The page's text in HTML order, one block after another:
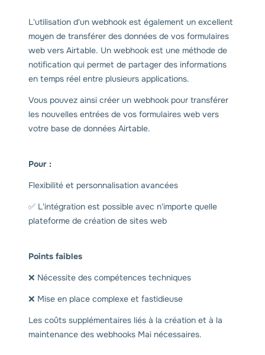
L'utilisation d'un webhook est également un excellent
moyen de transférer des données de vos formulaires
web vers Airtable. Un webhook est une méthode de
notification qui permet de partager des informations
en temps réel entre plusieurs applications.
Vous pouvez ainsi créer un webhook pour transférer
les nouvelles entrées de vos formulaires web vers
votre base de données Airtable.
Pour :
Flexibilité et personnalisation avancées
✅ L'intégration est possible avec n'importe quelle
plateforme de création de sites web
Points faibles
❌ Nécessite des compétences techniques
❌ Mise en place complexe et fastidieuse
Les coûts supplémentaires liés à la création et à la
maintenance des webhooks Mai nécessaires.